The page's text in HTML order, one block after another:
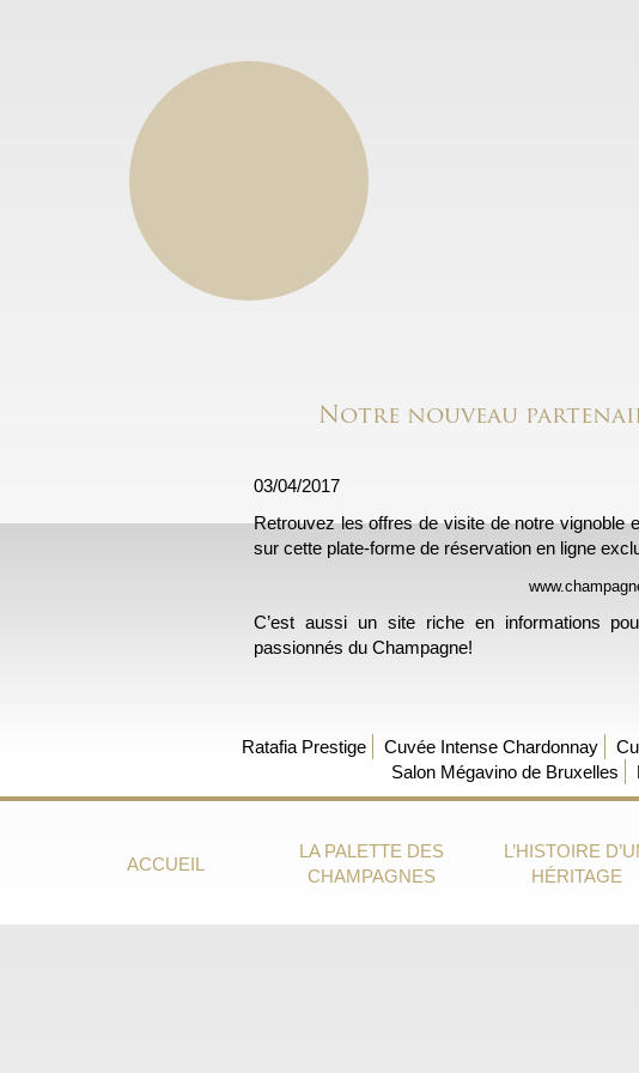
Notre nouveau
03/04/2017
Retrouvez les offres de visite de notre vignoble
sur cette plate-forme de réservation en ligne
C’est aussi un site riche en informations
passionnés du Champagne!
Ratafia Prestige Cuvée Intense Chardonnay
Salon Mégavino de Bruxelles
ACCUEIL
LA PALETTE DES
CHAMPAGNES
L’HISTOIRE
HÉRITAGE